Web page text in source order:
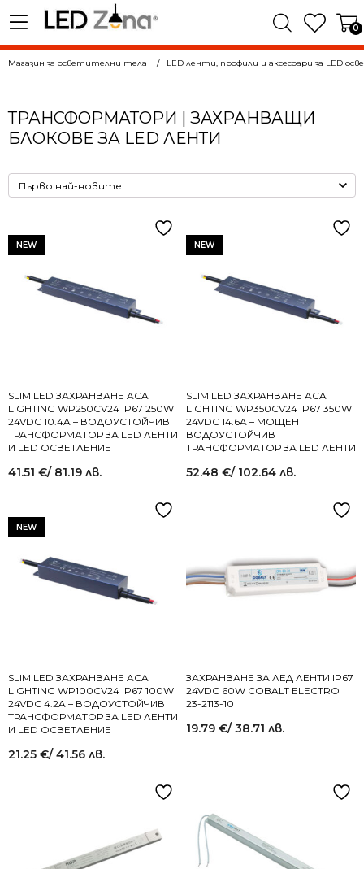
0
Магазин за осветителни тела LED ленти, профили и аксесоари за LED
ТРАНСФОРМАТОРИ | ЗАХРАНВАЩИ
БЛОКОВЕ ЗА LED ЛЕНТИ
NEW
SLIM LED ЗАХРАНВАНЕ ACA
LIGHTING WP250CV24 IP67 250W
24VDC 10.4A – ВОДОУСТОЙЧИВ
ТРАНСФОРМАТОР ЗА LED ЛЕНТИ
И LED ОСВЕТЛЕНИЕ
41.51 €/ 81.19 лв.
NEW
SLIM LED ЗАХРАНВАНЕ ACA
LIGHTING WP350CV24 IP67 350W
24VDC 14.6A – МОЩЕН
ВОДОУСТОЙЧИВ
ТРАНСФОРМАТОР ЗА LED ЛЕНТИ
52.48 €/ 102.64 лв.
NEW
SLIM LED ЗАХРАНВАНЕ ACA
LIGHTING WP100CV24 IP67 100W
24VDC 4.2A – ВОДОУСТОЙЧИВ
ТРАНСФОРМАТОР ЗА LED ЛЕНТИ
И LED ОСВЕТЛЕНИЕ
21.25 €/ 41.56 лв.
ЗАХРАНВАНЕ ЗА ЛЕД ЛЕНТИ IP67
24VDC 60W COBALT ELECTRO
23-2113-10
19.79 €/ 38.71 лв.